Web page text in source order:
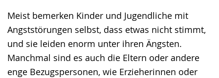
Meist bemerken Kinder und Jugendliche mit
Angststörungen selbst, dass etwas nicht stimmt,
und sie leiden enorm unter ihren Ängsten.
Manchmal sind es auch die Eltern oder andere
enge Bezugspersonen, wie Erzieherinnen oder
wird
angezeigt.